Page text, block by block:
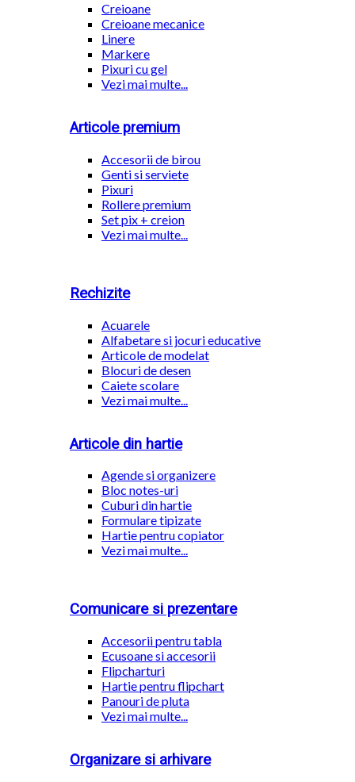
Creioane
Creioane mecanice
Linere
Markere
Pixuri cu gel
Vezi mai multe...
Articole premium
Accesorii de birou
Genti si serviete
Pixuri
Rollere premium
Set pix + creion
Vezi mai multe...
Rechizite
Acuarele
Alfabetare si jocuri educative
Articole de modelat
Blocuri de desen
Caiete scolare
Vezi mai multe...
Articole din hartie
Agende si organizere
Bloc notes-uri
Cuburi din hartie
Formulare tipizate
Hartie pentru copiator
Vezi mai multe...
Comunicare si prezentare
Accesorii pentru tabla
Ecusoane si accesorii
Flipcharturi
Hartie pentru flipchart
Panouri de pluta
Vezi mai multe...
Organizare si arhivare